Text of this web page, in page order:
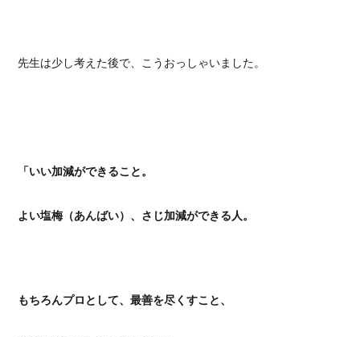
先生は少し考えた後で、こうおっしゃいました。
「いい加減ができること。
よい塩梅（あんばい）、さじ加減ができる人。
もちろんプロとして、最善を尽くすこと、